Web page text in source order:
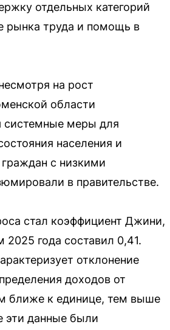
отдельных категорий
рынка труда и помощь в
на рост
области
системные меры для
населения и
с низкими
в правительстве.
стал коэффициент Джини,
2025 года составил 0,41.
отклонение
доходов от
ближе к единице, тем выше
эти данные были